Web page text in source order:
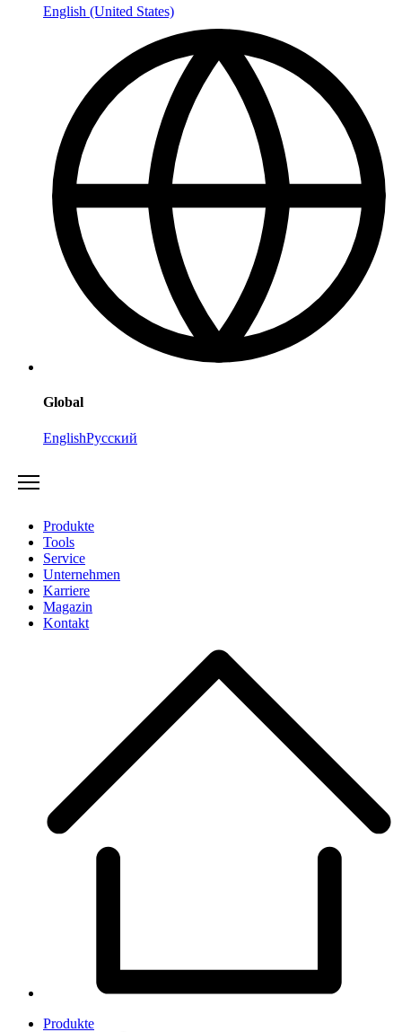
English (United States)
Global
EnglishРусский
Produkte
Tools
Service
Unternehmen
Karriere
Magazin
Kontakt
Produkte